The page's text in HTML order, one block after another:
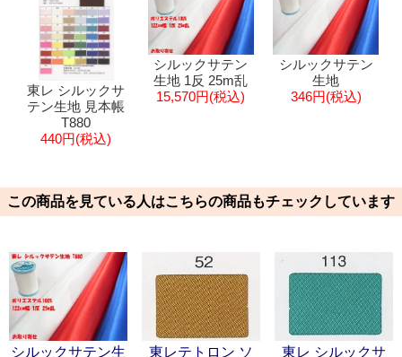
東レ シルックサ
テン生地 見本帳
T880
440円(税込)
シルックサテン
生地 1反 25m乱
15,570円(税込)
シルックサテン
生地
346円(税込)
この商品を見ている人はこちらの商品もチェックしています
シルックサテン生
東レテトロン ソ
東レ シルックサ